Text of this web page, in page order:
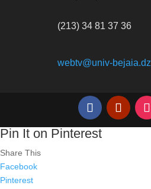
(213) 34 81 37 36
webtv@univ-bejaia.dz
Pin It on Pinterest
Share This
Facebook
Pinterest